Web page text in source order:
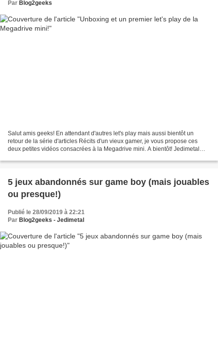
Par Blog2geeks
Salut amis geeks! En attendant d'autres let's play mais aussi bientôt un
retour de la série d'articles Récits d'un vieux gamer, je vous propose ces
deux petites vidéos consacrées à la Megadrive mini. A bientôt! Jedimetal
5 jeux abandonnés sur game boy (mais jouables
ou presque!)
Publié le 28/09/2019 à 22:21
Par Blog2geeks - Jedimetal